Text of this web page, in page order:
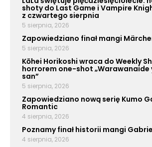
shoty do Last Game i Vampire
z czwartego sierpnia
5 sierpnia, 2026
Zapowiedziano finał mangi
5 sierpnia, 2026
Kōhei Horikoshi wraca do Weekly
horrorem one-shot „Warawanaide
san”
5 sierpnia, 2026
Zapowiedziano nową serię Kumo
Romantic
4 sierpnia, 2026
Poznamy finał historii mangi
4 sierpnia, 2026